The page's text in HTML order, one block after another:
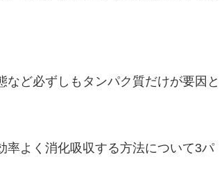
ど必ずしもタンパク質だけが要因と
率よく消化吸収する方法について3パ